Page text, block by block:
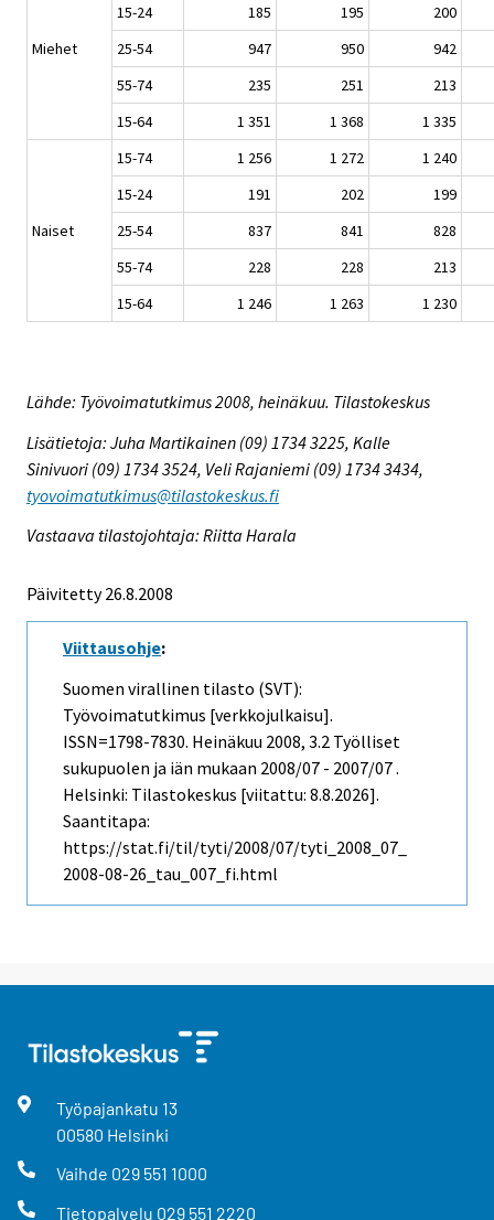
Miehet
15-24
185 195
200
25-54
947 950
942
55-74
235 251
213
15-64
1 351 1 368 1 335
Naiset
15-74 1 256 1 272
1 240
15-24
191 202
199
25-54
837 841
828
55-74
228 228
213
15-64
1 246 1 263 1 230
Lähde: Työvoimatutkimus 2008, heinäkuu. Tilastokeskus
Lisätietoja: Juha Martikainen (09) 1734 3225, Kalle
Sinivuori (09) 1734 3524, Veli Rajaniemi (09) 1734 3434,
tyovoimatutkimus@tilastokeskus.fi
Vastaava tilastojohtaja: Riitta Harala
Päivitetty 26.8.2008
Viittausohje:
Suomen virallinen tilasto (SVT):
Työvoimatutkimus [verkkojulkaisu].
ISSN=1798-7830. Heinäkuu 2008, 3.2 Työlliset
sukupuolen ja iän mukaan 2008/07 - 2007/07 .
Helsinki: Tilastokeskus [viitattu: 8.8.2026].
Saantitapa:
https://stat.fi/til/tyti/2008/07/tyti_2008_07_
2008-08-26_tau_007_fi.html
Työpajankatu 13
00580 Helsinki
Vaihde 029 551 1000
Tietopalvelu 029 551 2220